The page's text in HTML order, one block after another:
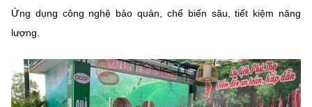
Ứng dụng công nghệ bảo quản, chế biến sâu, tiết kiệm năng
lượng.